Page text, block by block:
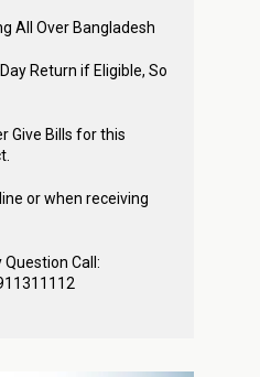
All Over Bangladesh
Return if Eligible, So
Give Bills for this
or when receiving
Question Call: